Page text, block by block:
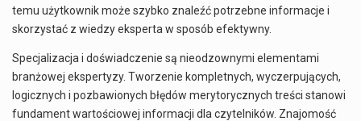
temu użytkownik może szybko znaleźć potrzebne informacje i
skorzystać z wiedzy eksperta w sposób efektywny.
Specjalizacja i doświadczenie są nieodzownymi elementami
branżowej ekspertyzy. Tworzenie kompletnych, wyczerpujących,
logicznych i pozbawionych błędów merytorycznych treści stanowi
fundament wartościowej informacji dla czytelników. Znajomość